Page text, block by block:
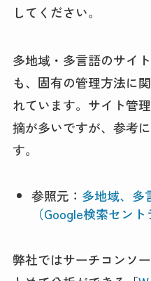
してください。
多地域・多言語のサイ
も、固有の管理方法に
れています。サイト管
摘が多いですが、参考
す。
参照元： 多地域、多
（Google検索セント
弊社ではサーチコンソ